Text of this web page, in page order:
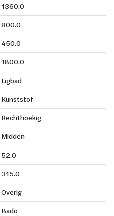
1360.0
800.0
450.0
1800.0
Ligbad
Kunststof
Rechthoekig
Midden
52.0
315.0
Overig
Bado